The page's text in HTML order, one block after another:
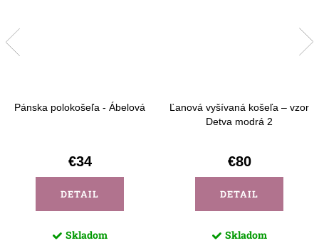
Pánska polokošeľa - Ábelová
€34
DETAIL
Skladom
Ľanová vyšívaná košeľa – vzor
Detva modrá 2
€80
DETAIL
Skladom